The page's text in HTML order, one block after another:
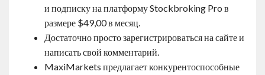
и подписку на платформу Stockbroking Pro в
размере $49,00 в месяц.
Достаточно просто зарегистрироваться на сайте и
написать свой комментарий.
MaxiMarkets предлагает конкурентоспособные